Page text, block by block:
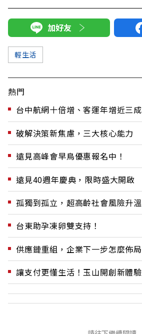
加好友
輕生活
熱門
台中航網十倍增、客運年增近三成
破解決策新焦慮，三大核心能力
遠見高峰會早鳥優惠報名中！
遠見40週年慶典，限時盛大開啟
孤獨到孤立，超高齡社會風險升溫
台東助孕凍卵雙支持！
供應鏈重組，企業下一步怎麼佈局
讓支付更懂生活！玉山開創新體驗